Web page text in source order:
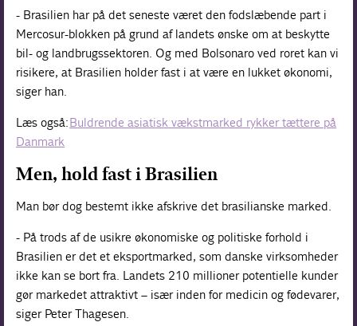
- Brasilien har på det seneste været den fodslæbende part i
Mercosur-blokken på grund af landets ønske om at beskytte
bil- og landbrugssektoren. Og med Bolsonaro ved roret kan vi
risikere, at Brasilien holder fast i at være en lukket økonomi,
siger han.
Læs også:Buldrende asiatisk vækstmarked rykker tættere på
Danmark
Men, hold fast i Brasilien
Man bør dog bestemt ikke afskrive det brasilianske marked.
- På trods af de usikre økonomiske og politiske forhold i
Brasilien er det et eksportmarked, som danske virksomheder
ikke kan se bort fra. Landets 210 millioner potentielle kunder
gør markedet attraktivt – især inden for medicin og fødevarer,
siger Peter Thagesen.